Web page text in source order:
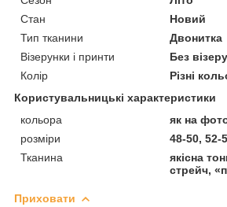
Стан
Новий
Тип тканини
Двонитка
Візерунки і принти
Без
Колір
Різні
Користувальницькі характеристики
кольора
як на
розміри
48-50, 52-
Тканина
якісна
стрейч,
Приховати